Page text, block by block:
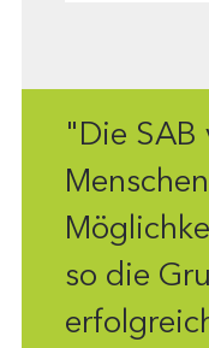
"Die SAB
so die